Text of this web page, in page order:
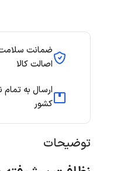
ضمانت
اصالت کالا
ارسال به تمام
کشور
توضیحات